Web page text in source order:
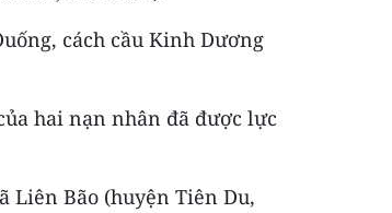
cách cầu Kinh Dương
hai nạn nhân đã được lực
Liên Bão (huyện Tiên Du,